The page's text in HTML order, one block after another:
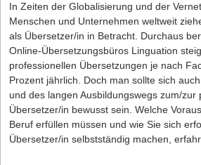
mehr Menschen darauf aufmerksam
Zusammenfinden von Käufer*- und
gestaltet werden. Denn die
bieten: Sie ist eine echte Chance,
zu verbinden und Innovation aus der
entwickeln.
Der Autor
Florian Adomeit ist Mitgründer
Online-Marktplatz für
Firmenübernahmen, sowie Bestseller-
Podcasts Alles Coin, Nichts Muss.
Softwareprodukte
Was macht ein Design Thinking Coach?
Als Design Thinking Coach sind Sie
die Methode des Design Thinking. Sie
begleiten Teams durch den sechsstufigen
Thinking. So führen Sie die Teilnehmer
deren Innovationspotenzial. Ein Design
größere Tätigkeitsbereiche in denen er
In Zeiten der Globalisierung und der
Menschen und Unternehmen weltweit
als Übersetzer/in in Betracht. Durchaus
Online-Übersetzungsbüros Linguation
professionellen Übersetzungen je nach
Prozent jährlich. Doch man sollte sich
und des langen Ausbildungswegs zum/zur
Übersetzer/in bewusst sein. Welche
Beruf erfüllen müssen und wie Sie sich
Übersetzer/in selbstständig machen,